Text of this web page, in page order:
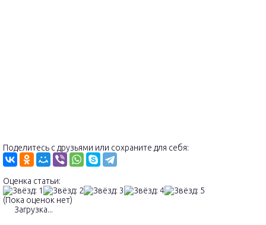
Поделитесь с друзьями или сохраните для себя:
Оценка статьи:
(Пока оценок нет)
Загрузка...